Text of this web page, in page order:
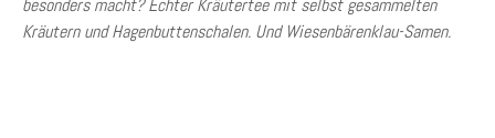
besonders macht? Echter Kräutertee mit selbst gesammelten
Kräutern und Hagenbuttenschalen. Und Wiesenbärenklau-Samen.